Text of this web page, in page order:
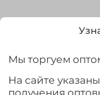
Балансир Lucky
приманка, она с
Мы торгуем
На сайте